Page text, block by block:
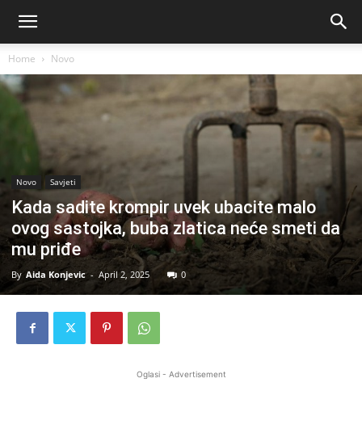
Home Novo
Novo Savjeti
Kada sadite krompir uvek ubacite malo
ovog sastojka, buba zlatica neće smeti da
mu priđe
By Aida Konjevic - April 2, 2025 0
Oglasi - Advertisement